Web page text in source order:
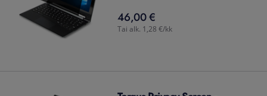
46,00 €
46,00€
Tai alk. 1,28 €/kk